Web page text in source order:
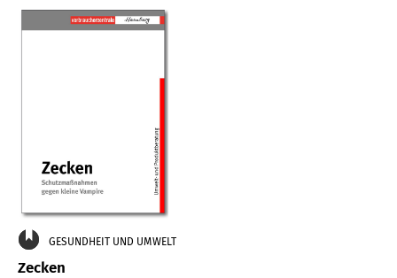
GESUNDHEIT UND UMWELT
Zecken